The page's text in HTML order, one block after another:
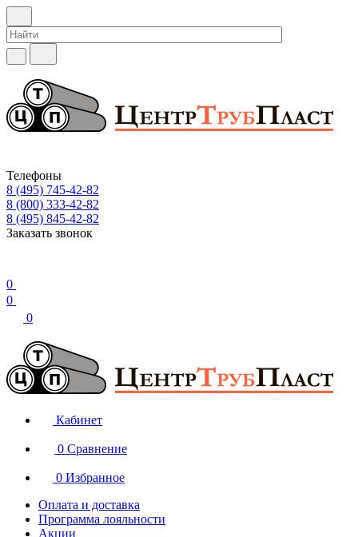
Телефоны
8 (495) 745-42-82
8 (800) 333-42-82
8 (495) 845-42-82
Заказать звонок
0
0
0
Кабинет
0 Сравнение
0 Избранное
Оплата и доставка
Программа лояльности
Акции